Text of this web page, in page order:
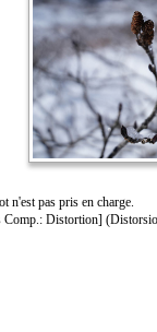
n'est pas pris en charge.
Comp.: Distortion]